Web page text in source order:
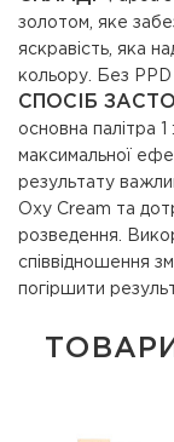
золотом, яке
яскравість, яка
кольору. Без PPD
СПОСІБ
основна палітра
максимальної
результату
Oxy Cream та
розведення.
співвідношення
погіршити
ТОВАРИ